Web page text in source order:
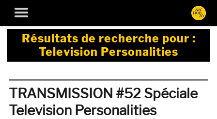
Résultats de recherche pour :
Television Personalities
TRANSMISSION #52 Spéciale
Television Personalities